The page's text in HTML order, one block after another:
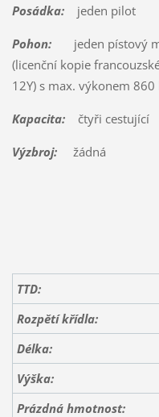
Posádka:jeden pilot
Pohon:jeden pístový
(licenční kopie
12Y) s max. výkonem
Kapacita:čtyři cestující
Výzbroj:žádná
TTD:
Rozpětí křídla:
Délka:
Výška:
Prázdná hmotnost: